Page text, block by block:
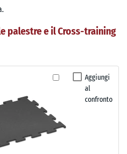
palestre e il Cross-training
Aggiungi
al
confronto